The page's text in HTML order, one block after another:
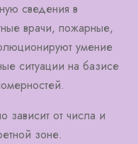
сведения в
врачи, пожарные,
умение
ситуации на базисе
зависит от числа и
зоне.